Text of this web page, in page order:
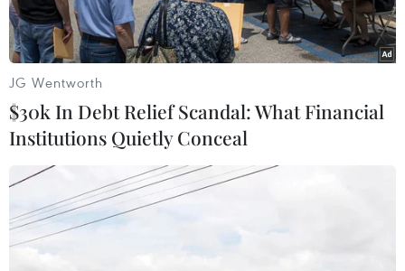
Truy vết tất cả các trường hợp tiếp xúc với
với ca đậu mùa khỉ
03/10/2022 09:36
Bộ Y tế yêu cầu các địa phương khi ghi nhận ca bệnh
JG Wentworth
$30k In Debt Relief Scandal: What Financial
Institutions Quietly Conceal